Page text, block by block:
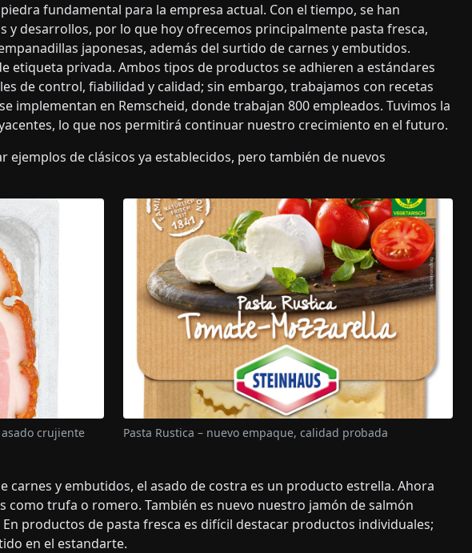
fundamental para la empresa actual. Con el tiempo, se han
y desarrollos, por lo que hoy ofrecemos principalmente pasta fresca,
japonesas, además del surtido de carnes y embutidos.
etiqueta privada. Ambos tipos de productos se adhieren a estándares
de control, fiabilidad y calidad; sin embargo, trabajamos con recetas
implementan en Remscheid, donde trabajan 800 empleados. Tuvimos la
lo que nos permitirá continuar nuestro crecimiento en el futuro.
ejemplos de clásicos ya establecidos, pero también de nuevos
crujiente
Pasta Rustica – nuevo empaque, calidad probada
carnes y embutidos, el asado de costra es un producto estrella. Ahora
como trufa o romero. También es nuevo nuestro jamón de salmón
productos de pasta fresca es difícil destacar productos individuales;
en el estandarte.